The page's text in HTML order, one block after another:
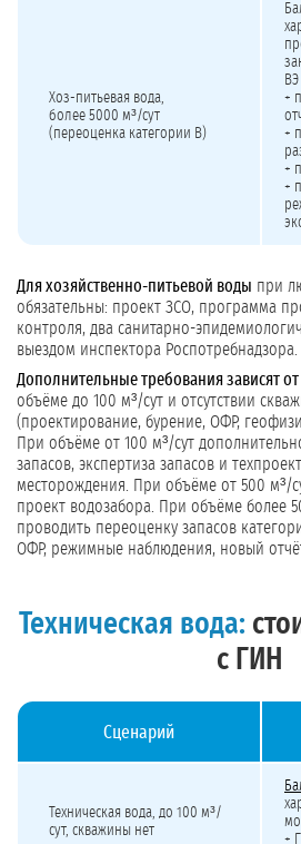
Хоз-питьевая вода,
более 5000 м³/сут
(переоценка категории В)
ВЭ
+
+
+
+
Для хозяйственно-питьевой воды при
обязательны: проект ЗСО, программа
контроля, два санитарно-
выездом инспектора Роспотребнадзора.
Дополнительные требования зависят
объёме до 100 м³/сут и отсутствии
(проектирование, бурение, ОФР,
При объёме от 100 м³/сут
запасов, экспертиза запасов и
месторождения. При объёме от 500 м³/
проект водозабора. При объёме более
проводить переоценку запасов
ОФР, режимные наблюдения, новый
Техническая вода:
с ГИН
Сценарий
Техническая вода, до 100 м³/
сут, скважины нет
+